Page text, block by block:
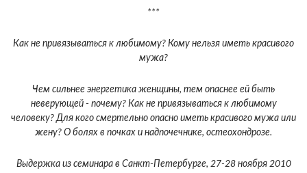
***
Как не привязываться к любимому? Кому нельзя иметь красивого
мужа?
Чем сильнее энергетика женщины, тем опаснее ей быть
неверующей - почему? Как не привязываться к любимому
человеку? Для кого смертельно опасно иметь красивого мужа или
жену? О болях в почках и надпочечнике, остеохондрозе.
Выдержка из семинара в Санкт-Петербурге, 27-28 ноября 2010